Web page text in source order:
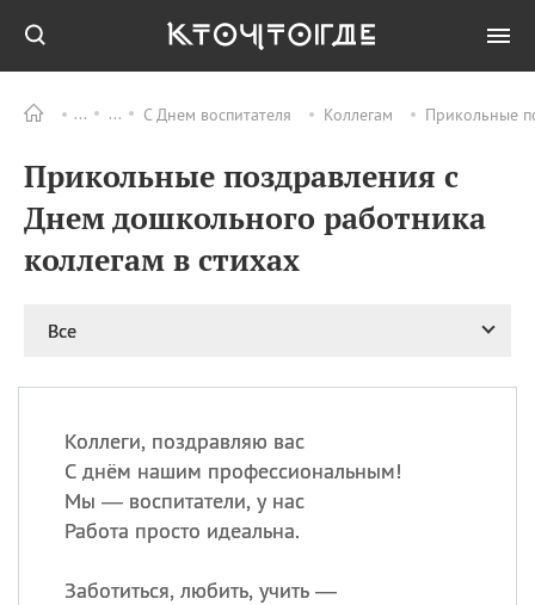
С Днем воспитателя Коллегам Прикольные
Прикольные поздравления с
Днем дошкольного работника
коллегам в стихах
Все
Коллеги, поздравляю вас
С днём нашим профессиональным!
Мы — воспитатели, у нас
Работа просто идеальна.
Заботиться, любить, учить —
ПРАЗДНИКИ Все
09.08 День памяти жертв
атомной
бомбардировки
09.08
(Smokey Bear Day)
ИМЕНА